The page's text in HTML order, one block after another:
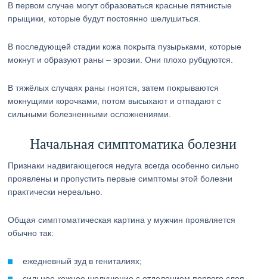
В первом случае могут образоваться красные пятнистые
прыщики, которые будут постоянно шелушиться.
В последующей стадии кожа покрыта пузырьками, которые
мокнут и образуют раны – эрозии. Они плохо рубцуются.
В тяжёлых случаях раны гноятся, затем покрываются
мокнущими корочками, потом высыхают и отпадают с
сильными болезненными осложнениями.
Начальная симптоматика болезни
Признаки надвигающегося недуга всегда особенно сильно
проявлены и пропустить первые симптомы этой болезни
практически нереально.
Общая симптоматическая картина у мужчин проявляется
обычно так:
ежедневный зуд в гениталиях;